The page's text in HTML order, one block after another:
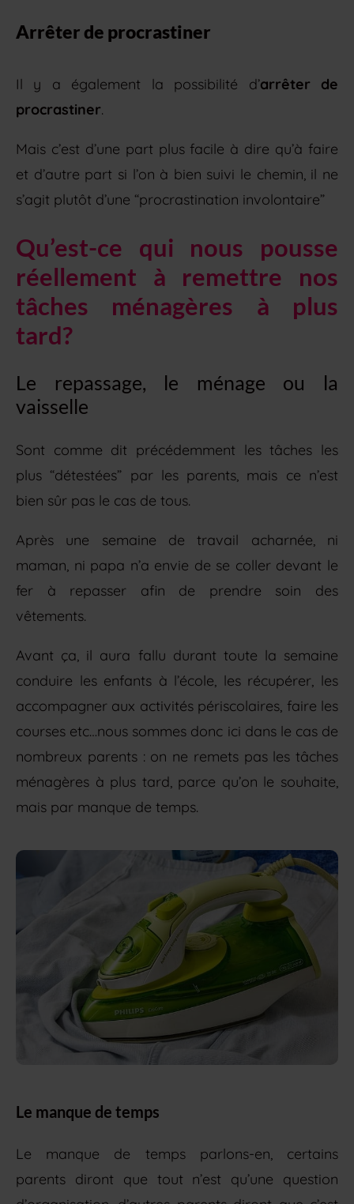
Arrêter de procrastiner
Il y a également la possibilité d’arrêter de
procrastiner.
Mais c’est d’une part plus facile à dire qu’à faire
et d’autre part si l’on à bien suivi le chemin, il ne
s’agit plutôt d’une “procrastination involontaire”
Qu’est-ce qui nous pousse
réellement à remettre nos
tâches ménagères à plus
tard?
Le repassage, le ménage ou la
vaisselle
Sont comme dit précédemment les tâches les
plus “détestées” par les parents, mais ce n’est
bien sûr pas le cas de tous.
Après une semaine de travail acharnée, ni
maman, ni papa n’a envie de se coller devant le
fer à repasser afin de prendre soin des
vêtements.
Avant ça, il aura fallu durant toute la semaine
conduire les enfants à l’école, les récupérer, les
accompagner aux activités périscolaires, faire les
courses etc…nous sommes donc ici dans le cas de
nombreux parents : on ne remets pas les tâches
ménagères à plus tard, parce qu’on le souhaite,
mais par manque de temps.
Le manque de temps
Le manque de temps parlons-en, certains
parents diront que tout n’est qu’une question